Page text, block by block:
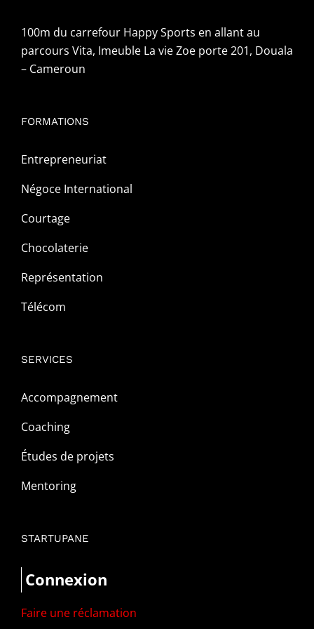
100m du carrefour Happy Sports en allant au
parcours Vita, Imeuble La vie Zoe porte 201, Douala
– Cameroun
FORMATIONS
Entrepreneuriat
Négoce International
Courtage
Chocolaterie
Représentation
Télécom
SERVICES
Accompagnement
Coaching
Études de projets
Mentoring
STARTUPANE
Connexion
Faire une réclamation